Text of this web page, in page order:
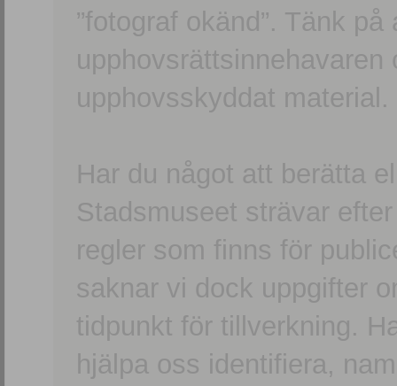
”fotograf okänd”. Tänk
upphovsskyddat material.
Har du något att berätta
Stadsmuseet strävar
regler som finns för
saknar vi dock uppgifter
tidpunkt för tillverkning.
hjälpa oss identifiera,